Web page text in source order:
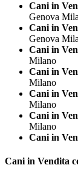
Cani in
Genova
Cani in
Genova
Cani in
Milano
Cani in
Milano
Cani in
Milano
Cani in
Milano
Cani in
Cani in Vendita